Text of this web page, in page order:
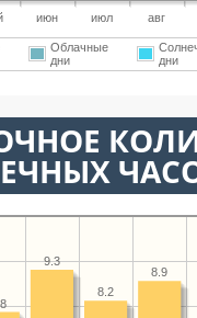
июн июл авг
Облачные
дни
дни
8.9
8.2
9.3